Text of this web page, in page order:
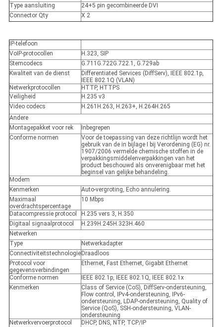
Type aansluiting
24+5 pin gecombineerde DVI
Connector Qty
X 2
IP-telefoon
VoIP-protocollen
H.323, SIP
Stemcodecs
G.711G.722G.722.1, G.729ab
Kwaliteit van de dienst
Differentiated Services (DiffServ), IEEE 802.1p,
IEEE 802.1Q (VLAN)
Netwerkprotocollen
HTTP, HTTPS
Veiligheid
H.235 v3
Video codecs
H.261H.263, H.263+, H.264H.265
Andere
Montagepakket voor rek
Inbegrepen
Conforme normen
Voor de toepassing van deze richtlijn wordt het
gebruik van de in bijlage I bij Verordening (EG) nr.
1907/2006 vermelde chemische stoffen in de
verpakkingsmiddelenverpakkingen van het
product beschouwd als onverenigbaar met het
beginsel van gelijke behandeling.
Modem
Kenmerken
Auto-vergroting, Echo annulering.
Maximaal
overdrachtspercentage
10 Mbps
Datacompressie protocol
H.235 vers 3, H.350
Digitaal signaalprotocol
H.239H.245H.323H.460
Netwerken
Type
Netwerkadapter
Connectiviteitstechnologie Draadloos
Protocol voor
gegevensverbindingen
Ethernet, Fast Ethernet, Gigabit Ethernet
Conforme normen
IEEE 802.1p, IEEE 802.1Q, IEEE 802.1x
Kenmerken
Class of Service (CoS), DiffServ-ondersteuning,
Flow control, IPv4-ondersteuning, IPv6-
ondersteuning, LDAP-ondersteuning, Quality of
Service (QoS), SSH-ondersteuning, VLAN-
ondersteuning
Netwerkvervoerprotocol
DHCP, DNS, NTP, TCP/IP